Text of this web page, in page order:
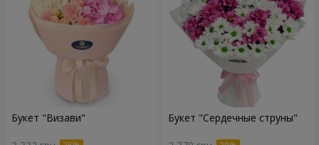
Букет "Визави" Букет "Сердечные струны"